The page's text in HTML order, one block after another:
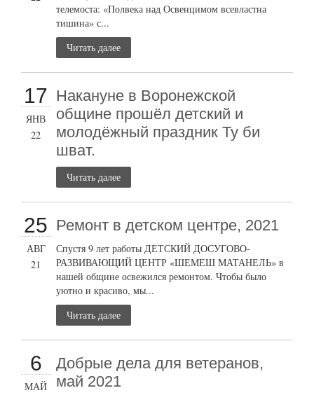
телемоста: «Полвека над Освенцимом всевластна
тишина» с...
Читать далее
17
ЯНВ
22
Накануне в Воронежской
общине прошёл детский и
молодёжный праздник Ту би
шват.
Читать далее
25
АВГ
21
Ремонт в детском центре, 2021
Спустя 9 лет работы ДЕТСКИЙ ДОСУГОВО-
РАЗВИВАЮЩИЙ ЦЕНТР «ШЕМЕШ МАТАНЕЛЬ» в
нашей общине освежился ремонтом. Чтобы было
уютно и красиво, мы...
Читать далее
6
МАЙ
Добрые дела для ветеранов,
май 2021